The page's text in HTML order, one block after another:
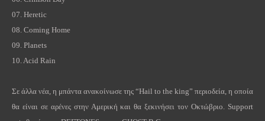
07. Heretic
08. Coming Home
09. Planets
10. Acid Rain
Σε άλλα νέα, η μπάντα ανακοίνωσε της “Hail to the king” περιοδεία, η οποία
θα είναι σε αρένες στην Αμερική και θα ξεκινήσει τον Οκτώβριο. Support